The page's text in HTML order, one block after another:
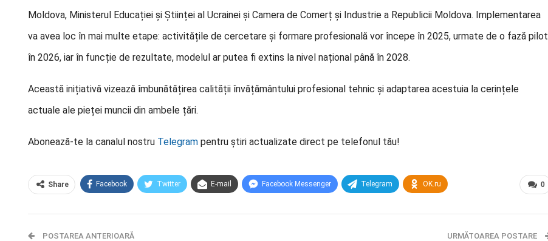
Moldova, Ministerul Educației și Științei al Ucrainei și Camera de Comerț și Industrie a Republicii Moldova. Implementarea
va avea loc în mai multe etape: activitățile de cercetare și formare profesională vor începe în 2025, urmate de o fază pilot
în 2026, iar în funcție de rezultate, modelul ar putea fi extins la nivel național până în 2028.
Această inițiativă vizează îmbunătățirea calității învățământului profesional tehnic și adaptarea acestuia la cerințele
actuale ale pieței muncii din ambele țări.
Abonează-te la canalul nostru Telegram pentru știri actualizate direct pe telefonul tău!
0
Share Facebook Twitter E-mail Facebook Messenger Telegram OK.ru
POSTAREA ANTERIOARĂ URMĂTOAREA POSTARE